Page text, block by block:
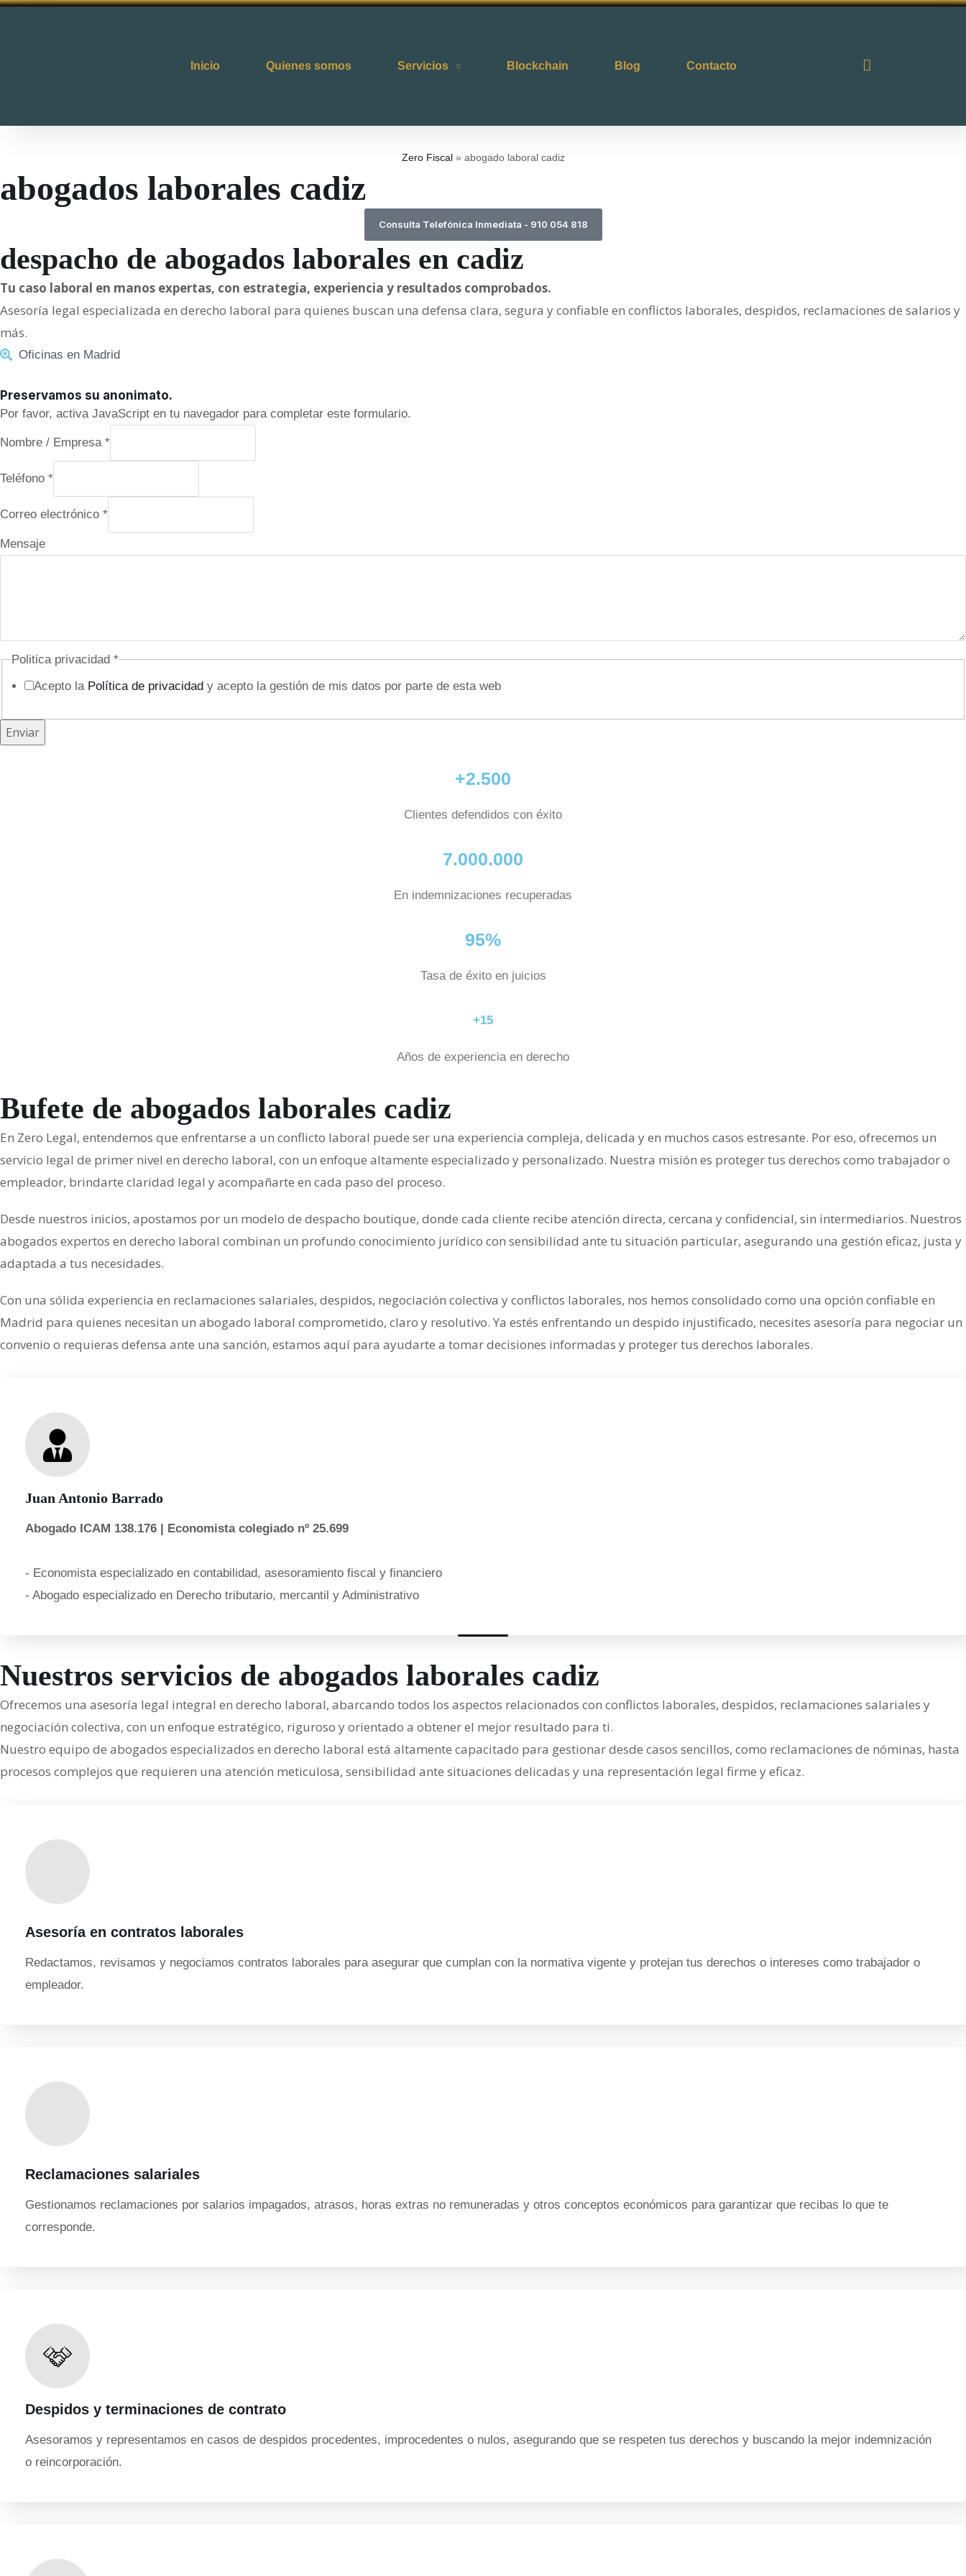
Inicio Quienes somos Servicios Blockchain Blog Contacto
Zero Fiscal» abogado laboral cadiz
abogados laborales cadiz
Consulta Telefónica Inmediata - 910 054 818
despacho de abogados laborales en cadiz
Tu caso laboral en manos expertas, con estrategia, experiencia y resultados comprobados.
Asesoría legal especializada en derecho laboral para quienes buscan una defensa clara, segura y confiable en conflictos laborales, despidos, reclamaciones de salarios y
más.
Oficinas en Madrid
Preservamos su anonimato.
Por favor, activa JavaScript en tu navegador para completar este formulario.
N
m
e
f
o
Nombre / Empresa *
Teléfono *
Correo electrónico *
Mensaje
Politica privacidad *
Acepto la Política de privacidady acepto la gestión de mis datos por parte de esta web
Enviar
+2.500
Clientes defendidos con éxito
7.000.000
En indemnizaciones recuperadas
95%
Tasa de éxito en juicios
+15
Años de experiencia en derecho
Bufete de abogados laborales cadiz
En Zero Legal, entendemos que enfrentarse a un conflicto laboral puede ser una experiencia compleja, delicada y en muchos casos estresante. Por eso, ofrecemos un
servicio legal de primer nivel en derecho laboral, con un enfoque altamente especializado y personalizado. Nuestra misión es proteger tus derechos como trabajador o
empleador, brindarte claridad legal y acompañarte en cada paso del proceso.
Desde nuestros inicios, apostamos por un modelo de despacho boutique, donde cada cliente recibe atención directa, cercana y confidencial, sin intermediarios. Nuestros
abogados expertos en derecho laboral combinan un profundo conocimiento jurídico con sensibilidad ante tu situación particular, asegurando una gestión eficaz, justa y
adaptada a tus necesidades.
Con una sólida experiencia en reclamaciones salariales, despidos, negociación colectiva y conflictos laborales, nos hemos consolidado como una opción confiable en
Madrid para quienes necesitan un abogado laboral comprometido, claro y resolutivo. Ya estés enfrentando un despido injustificado, necesites asesoría para negociar un
convenio o requieras defensa ante una sanción, estamos aquí para ayudarte a tomar decisiones informadas y proteger tus derechos laborales.
Juan Antonio Barrado
Abogado ICAM 138.176 | Economista colegiado nº 25.699
- Economista especializado en contabilidad, asesoramiento fiscal y financiero
- Abogado especializado en Derecho tributario, mercantil y Administrativo
Nuestros servicios de abogados laborales cadiz
Ofrecemos una asesoría legal integral en derecho laboral, abarcando todos los aspectos relacionados con conflictos laborales, despidos, reclamaciones salariales y
negociación colectiva, con un enfoque estratégico, riguroso y orientado a obtener el mejor resultado para ti.
Nuestro equipo de abogados especializados en derecho laboral está altamente capacitado para gestionar desde casos sencillos, como reclamaciones de nóminas, hasta
procesos complejos que requieren una atención meticulosa, sensibilidad ante situaciones delicadas y una representación legal firme y eficaz.
Asesoría en contratos laborales
Redactamos, revisamos y negociamos contratos laborales para asegurar que cumplan con la normativa vigente y protejan tus derechos o intereses como trabajador o
empleador.
Reclamaciones salariales
Gestionamos reclamaciones por salarios impagados, atrasos, horas extras no remuneradas y otros conceptos económicos para garantizar que recibas lo que te
corresponde.
Despidos y terminaciones de contrato
Asesoramos y representamos en casos de despidos procedentes, improcedentes o nulos, asegurando que se respeten tus derechos y buscando la mejor indemnización
o reincorporación.